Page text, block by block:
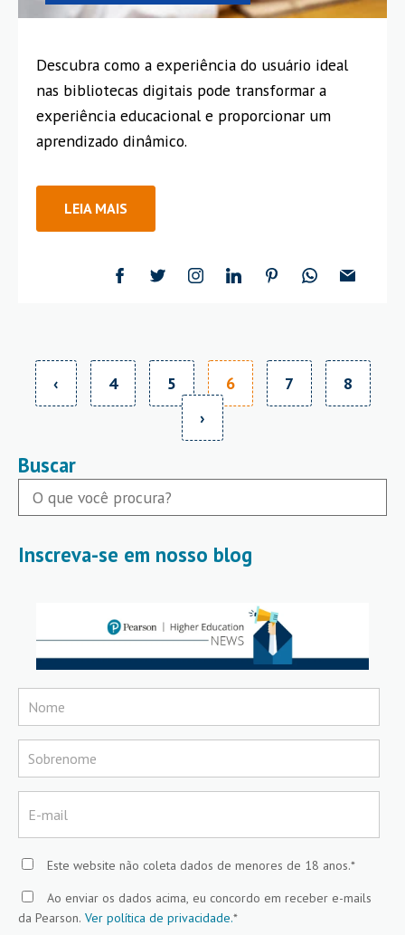
Descubra como a experiência do usuário ideal
nas bibliotecas digitais pode transformar a
experiência educacional e proporcionar um
aprendizado dinâmico.
LEIA MAIS
‹ 4 5 6 7
8
›
Buscar
Inscreva-se em nosso blog
Este website não coleta dados de menores de 18 anos.*
Ao enviar os dados acima, eu concordo em receber e-mails
da Pearson. Ver política de privacidade.*